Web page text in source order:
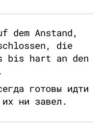
dem Anstand,
die
bis hart an den
готовы идти
ни завел.